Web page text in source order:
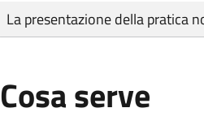
Tipo di pagamento
Importo
La presentazione della pratica
Cosa serve